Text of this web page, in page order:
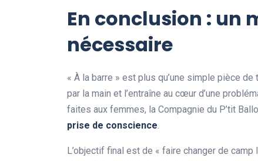
En conclusion : un
nécessaire
« À la barre » est plus qu’une simple pièce de
par la main et l’entraîne au cœur d’une
faites aux femmes, la Compagnie du P’tit
prise de conscience.
L’objectif final est de « faire changer de